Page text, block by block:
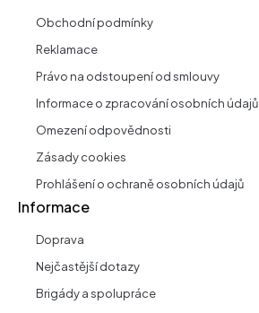
Obchodní podmínky
Reklamace
Právo na odstoupení od smlouvy
Informace o zpracování osobních údajů
Omezení odpovědnosti
Zásady cookies
Prohlášení o ochraně osobních údajů
Informace
Doprava
Nejčastější dotazy
Brigády a spolupráce